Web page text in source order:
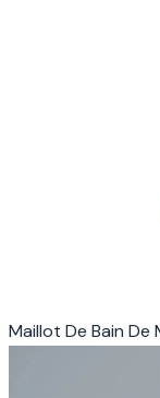
Maillot De Bain